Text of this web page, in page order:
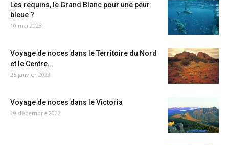
Les requins, le Grand Blanc pour une peur
bleue ?
10 mai 2023
Voyage de noces dans le Territoire du Nord
et le Centre...
25 janvier 2023
Voyage de noces dans le Victoria
19 décembre 2022